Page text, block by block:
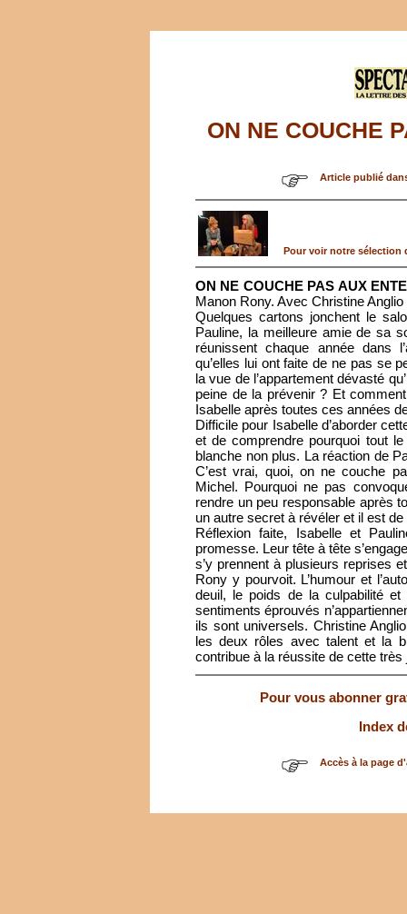
ON NE COUCHE
Article publié
Pour voir notre sélection
ON NE COUCHE PAS AUX
Manon Rony. Avec Christine
Quelques cartons jonchent le
Pauline, la meilleure amie de sa
réunissent chaque année dans
qu’elles lui ont faite de ne pas se
la vue de l’appartement dévasté
peine de la prévenir ? Et
Isabelle après toutes ces années
Difficile pour Isabelle d’aborder
et de comprendre pourquoi tout
blanche non plus. La réaction de
C’est vrai, quoi, on ne couche
Michel. Pourquoi ne pas
rendre un peu responsable après
un autre secret à révéler et il est de
Réflexion faite, Isabelle et
promesse. Leur tête à tête
s’y prennent à plusieurs reprises
Rony y pourvoit. L’humour et
deuil, le poids de la culpabilité
sentiments éprouvés
ils sont universels. Christine
les deux rôles avec talent et la
contribue à la réussite de cette
Pour vous abonner
Index
Accès à la page